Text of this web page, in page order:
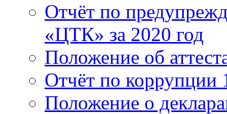
Отчёт по
«ЦТК» за 2020 год
Положение об
Отчёт по коррупции
Положение о